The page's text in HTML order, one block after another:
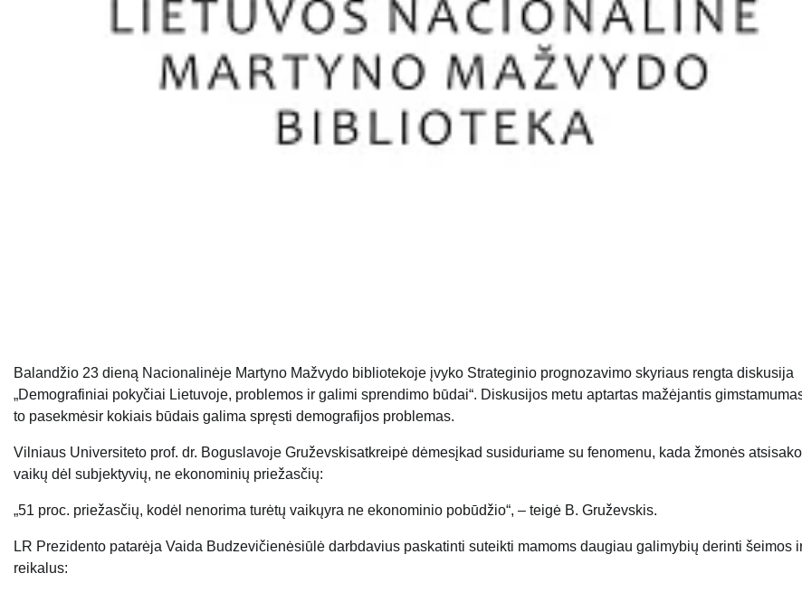
Balandžio 23 dieną Nacionalinėje Martyno Mažvydo bibliotekoje įvyko Strateginio prognozavimo skyriaus rengta diskusija
„Demografiniai pokyčiai Lietuvoje, problemos ir galimi sprendimo būdai“. Diskusijos metu aptartas mažėjantis
to pasekmėsir kokiais būdais galima spręsti demografijos problemas.
Vilniaus Universiteto prof. dr. Boguslavoje Gruževskisatkreipė dėmesįkad susiduriame su fenomenu, kada žmonės
vaikų dėl subjektyvių, ne ekonominių priežasčių:
„51 proc. priežasčių, kodėl nenorima turėtų vaikųyra ne ekonominio pobūdžio“, – teigė B. Gruževskis.
LR Prezidento patarėja Vaida Budzevičienėsiūlė darbdavius paskatinti suteikti mamoms daugiau galimybių derinti šeimos
reikalus: